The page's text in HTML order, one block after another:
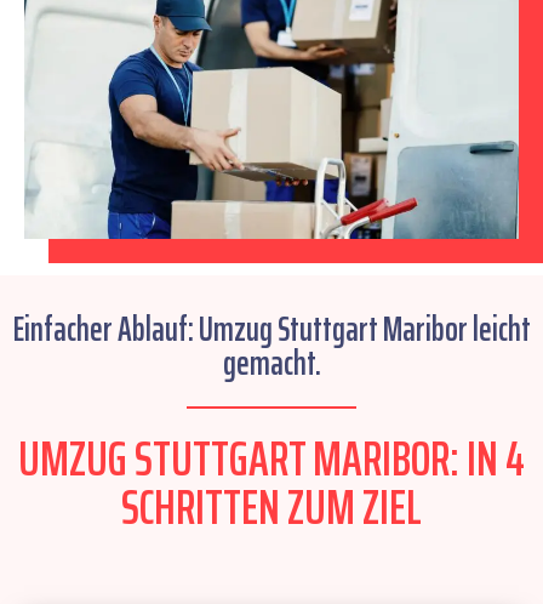
Einfacher Ablauf: Umzug Stuttgart Maribor leicht
gemacht.
UMZUG STUTTGART MARIBOR: IN 4
SCHRITTEN ZUM ZIEL